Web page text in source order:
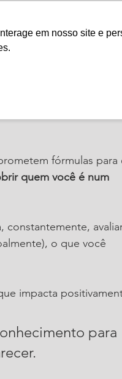
em nosso site e
fórmulas para
quem você é num
constantemente,
o que você
impacta
para